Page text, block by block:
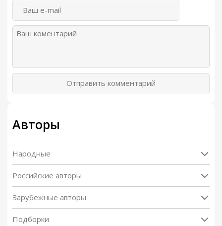
Отправить комментарий
Авторы
Народные
Российские авторы
Зарубежные авторы
Подборки